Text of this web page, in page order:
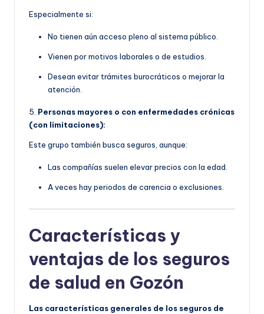
Especialmente si:
No tienen aún acceso pleno al sistema público.
Vienen por motivos laborales o de estudios.
Desean evitar trámites burocráticos o mejorar la
atención.
5. Personas mayores o con enfermedades crónicas
(con limitaciones):
Este grupo también busca seguros, aunque:
Las compañías suelen elevar precios con la edad.
A veces hay periodos de carencia o exclusiones.
Características y
ventajas de los seguros
de salud en Gozón
Las características generales de los seguros de